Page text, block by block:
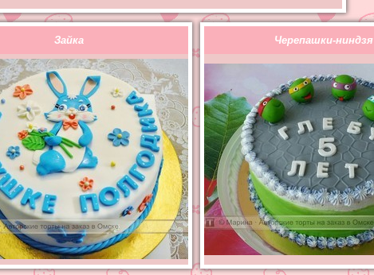
Зайка Черепашки-ниндзя